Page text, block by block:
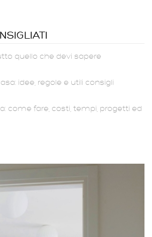
quello che devi sapere
idee, regole e utili consigli
come fare, costi, tempi, progetti ed